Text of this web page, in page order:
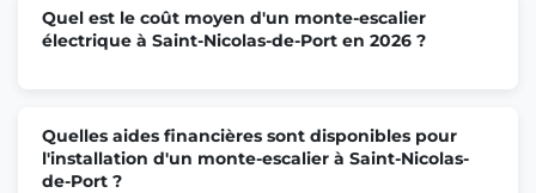
Quel est le coût moyen d'un monte-escalier
électrique à Saint-Nicolas-de-Port en 2026 ?
Quelles aides financières sont disponibles pour
l'installation d'un monte-escalier à Saint-Nicolas-
de-Port ?